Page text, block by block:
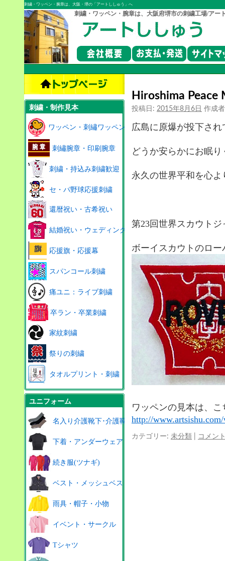
刺繍・ワッペン・腕章は、大阪・堺の「アートししゅう」へ
刺繍・ワッペン・腕章は、大阪府堺市の刺繍工場/アー
Hiroshima Peace
投稿日: 2015年8月6日 作成
広島に原爆が投下され
どうか安らかにお眠
永久の世界平和を心
第23回世界スカウトジ
ボーイスカウトのロ
ワッペンの見本は、
http://
カテゴリー: 未分類 コメン
刺繍・制作見本
ワッペン・刺繡ワッペン
刺繡腕章・印刷腕章
刺繍・持込み刺繍歓迎
セ・パ野球応援刺繍
還暦祝い・古希祝い
結婚祝い・ウェディング
応援旗・応援幕
スパンコール刺繍
痛ユニ：ライブ刺繍
卒ラン・卒業刺繍
家紋刺繍
祭りの刺繍
タオルプリント・刺繍
ユニフォーム
名入り介護靴下･介護靴
下着・アンダーウェア
続き服(ツナギ)
ベスト・メッシュベスト
雨具・帽子・小物
イベント・サークル
Tシャツ